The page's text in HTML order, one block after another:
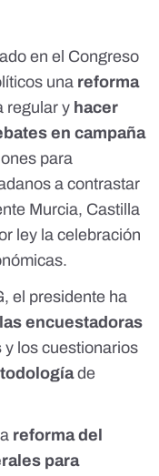
en el Congreso
una reforma
regular y hacer
en campaña
para
a contrastar
Murcia, Castilla
ley la celebración
el presidente ha
las encuestadoras
y los cuestionarios
de
reforma del
para